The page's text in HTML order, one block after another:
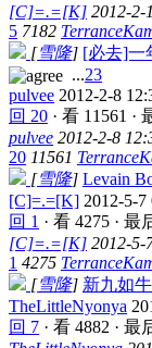
[C]=.=[K] 2012-2-
5 7182
[雪隆] [必去]一
...23
pulvee 2012-2-8
回 20 · 看 11561 ·
pulvee 2012-2-8
20 11561
[雪隆] Levain
[C]=.=[K] 2012-5-7
回 1 · 看 4275 · 最
[C]=.=[K] 2012-5-
1 4275
[雪隆] 新九如
TheLittleNyonya
回 7 · 看 4882 · 最